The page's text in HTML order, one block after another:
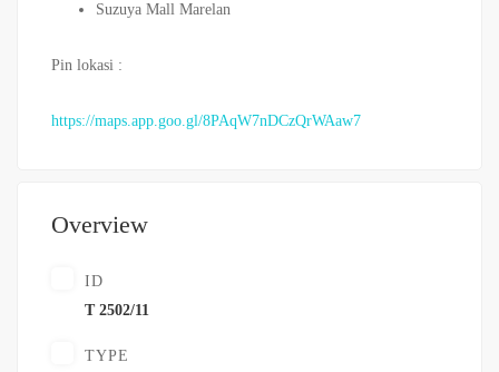
Suzuya Mall Marelan
Pin lokasi :
https://maps.app.goo.gl/8PAqW7nDCzQrWAaw7
Overview
ID
T 2502/11
TYPE